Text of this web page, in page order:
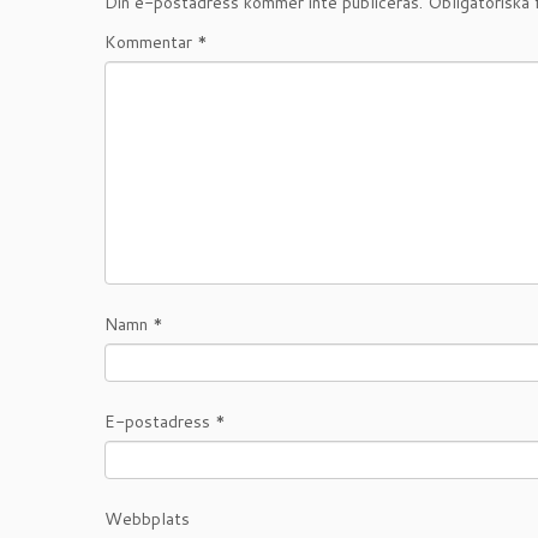
Kommentar *
Namn *
E-postadress *
Webbplats